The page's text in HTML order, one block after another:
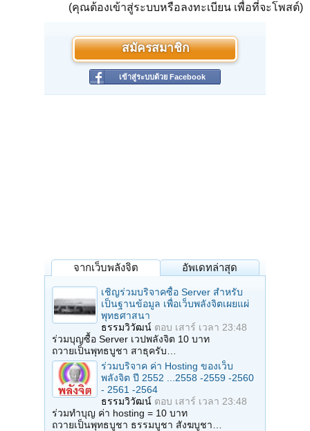
(คุณต้องเข้าสู่ระบบหรือลงทะเบียน เพื่อที่จะโพสต์)
สมัครสมาชิก
เข้าสู่ระบบด้วย Facebook
จากเว็บพลังจิต อัพเดทล่าสุด
เชิญร่วมบริจาคซื้อ Server สำหรับ
เป็นฐานข้อมูล เพื่อเว็บพลังจิตเผยแผ่
พุทธศาสนา
ธรรมวิวัฒน์ ตอบ เสาร์ เวลา 23:48
ร่วมบุญซื้อ Server เวปพลังจิต 10 บาท
ถวายเป็นพุทธบูชา สาธุครับ…
ร่วมบริจาค ค่า Hosting ของเว็บ
พลังจิต ปี 2552 ...2558 -2559 -2560
- 2561 -2564
ธรรมวิวัฒน์ ตอบ เสาร์ เวลา 23:48
ร่วมทำบุญ ค่า hosting = 10 บาท
ถวายเป็นพุทธบูชา ธรรมบูชา สังฆบูชา…